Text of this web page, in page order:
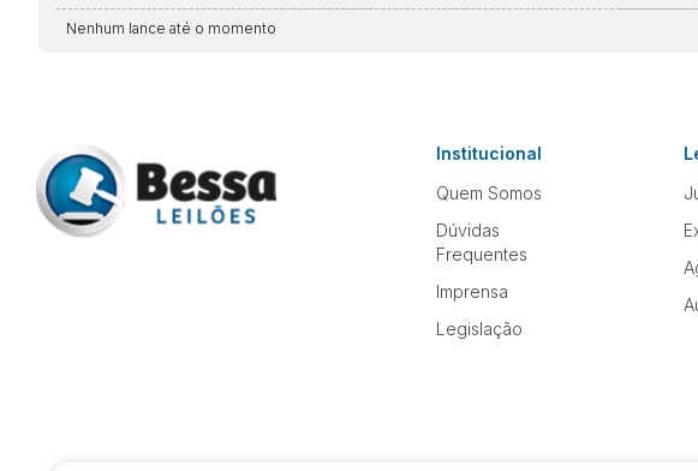
Nenhum lance até o momento
Institucional
Quem Somos
Dúvidas
Frequentes
Imprensa
Legislação